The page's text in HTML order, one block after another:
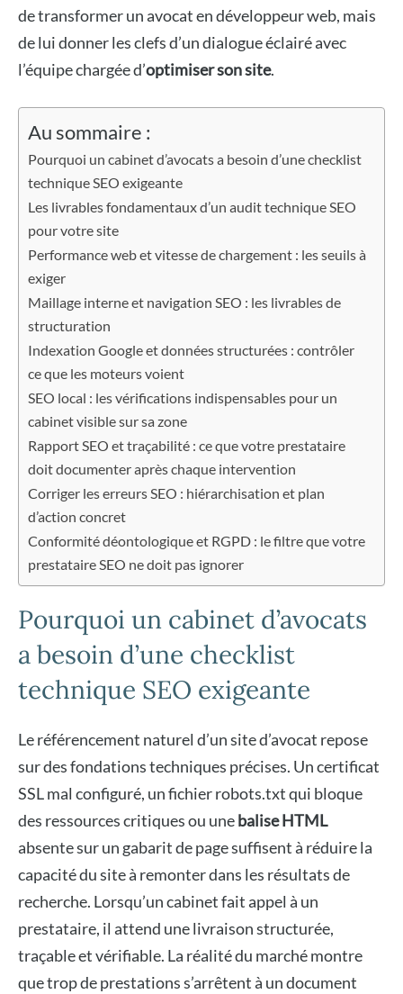
de transformer un avocat en développeur web, mais
de lui donner les clefs d’un dialogue éclairé avec
l’équipe chargée d’optimiser son site.
Au sommaire :
Pourquoi un cabinet d’avocats a besoin d’une checklist
technique SEO exigeante
Les livrables fondamentaux d’un audit technique SEO
pour votre site
Performance web et vitesse de chargement : les seuils à
exiger
Maillage interne et navigation SEO : les livrables de
structuration
Indexation Google et données structurées : contrôler
ce que les moteurs voient
SEO local : les vérifications indispensables pour un
cabinet visible sur sa zone
Rapport SEO et traçabilité : ce que votre prestataire
doit documenter après chaque intervention
Corriger les erreurs SEO : hiérarchisation et plan
d’action concret
Conformité déontologique et RGPD : le filtre que votre
prestataire SEO ne doit pas ignorer
Pourquoi un cabinet d’avocats
a besoin d’une checklist
technique SEO exigeante
Le référencement naturel d’un site d’avocat repose
sur des fondations techniques précises. Un certificat
SSL mal configuré, un fichier robots.txt qui bloque
des ressources critiques ou unebalise HTML
absente sur un gabarit de page suffisent à réduire la
capacité du site à remonter dans les résultats de
recherche. Lorsqu’un cabinet fait appel à un
prestataire, il attend une livraison structurée,
traçable et vérifiable. La réalité du marché montre
que trop de prestations s’arrêtent à un document